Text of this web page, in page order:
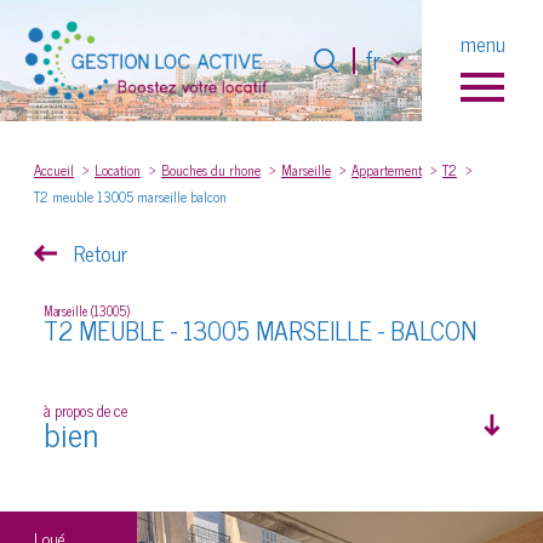
menu
fr
Accueil 0 Langue
fr
Accueil Location Bouches du rhone Marseille Appartement
T2
T2 meuble 13005 marseille balcon
Retour
Marseille (13005)
T2 MEUBLE - 13005 MARSEILLE - BALCON
à propos de ce
bien